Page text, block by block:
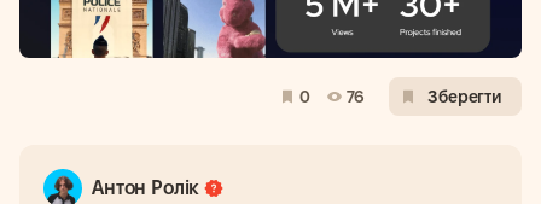
0 76 Зберегти
Антон Ролік